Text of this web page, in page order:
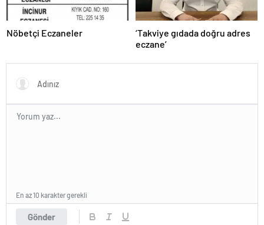
Nöbetçi Eczaneler
‘Takviye gıdada doğru adres
eczane’
Gönder
En az 10 karakter gerekli